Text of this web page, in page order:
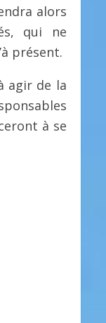
alors
qui ne
présent.
agir de la
à se